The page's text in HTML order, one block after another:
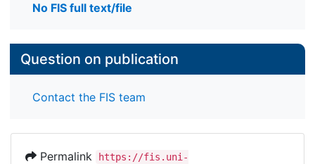
No FIS full text/file
Question on publication
Contact the FIS team
Permalink
https://fis.uni-